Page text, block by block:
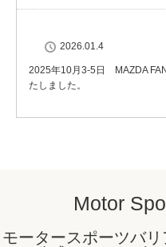
2026.01.4
2025年10月3-5日 MAZDA
たしました。
Motor
モータースポーツバリ